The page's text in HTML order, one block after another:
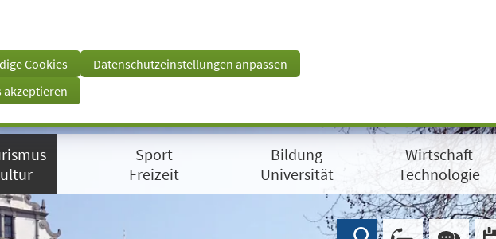
Cookies
Datenschutzeinstellungen anpassen
akzeptieren
Sport
Freizeit
Bildung
Universität
Wirtschaft
Technologie